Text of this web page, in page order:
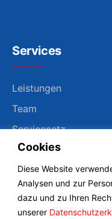
Cookies
Diese Website
Analysen und zur
dazu und zu Ihren
unserer
Services
Leistungen
Team
Servicenetz
Shop
Kontakt